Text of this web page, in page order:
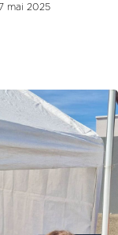
mai 2025